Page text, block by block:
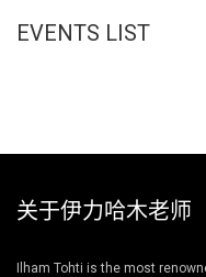
EVENTS LIST
关于伊力哈木老师
Ilham Tohti is the most